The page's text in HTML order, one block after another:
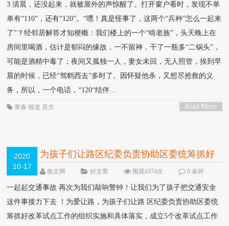
3 清晨，还没起来，就被屋外的声惊醒了。打开窗户看时，发现不单
单有“110”，还有“120”。“嘿！真是怪事了，这两个“兵种”怎么一起来
了”？经邻居解答才知梗概：我们楼上的一个“啃老族”，头天晚上在
房间里喝酒，估计是郁闷的缘故，一不留神，干了一瓶多“二锅头”，
可能是酒精中毒了；夜间又孤独一人，妻女未回，无人照管，挨到早
晨的时候，已经“驾鹤西去”多时了。因怀疑他杀，又想尽抢救的义
务，所以，一个电话，“120“结伴...
Read More
青春 报道 灵方
2020
10-17
为孩子们让路区纪委负责协助区委统筹抓好
改革试点工作的
散文网 好文章 围观4374次
0 条评
一起起交通事故 再次为我们敲响警钟！让我们为了孩子把交通安全
这件事接力下去 ！为爱让路，为孩子们让路 区纪委负责协助区委统
筹抓好改革试点工作的组织实施和具体落实，成立5个改革试点工作